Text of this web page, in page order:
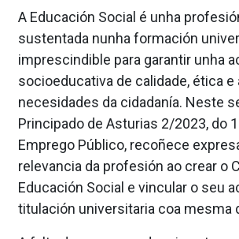
A Educación Social é unha
sustentada nunha formación
imprescindible para garantir unha
socioeducativa de calidade, ética e
necesidades da cidadanía. Neste
Principado de Asturias 2/2023, do
Emprego Público, recoñece
relevancia da profesión ao crear o
Educación Social e vincular o seu
titulación universitaria coa mesma